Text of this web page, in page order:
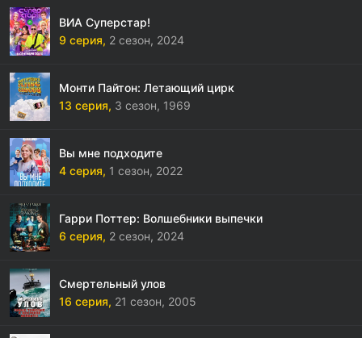
ВИА Суперстар!
9 серия, 2 сезон, 2024
Монти Пайтон: Летающий цирк
13 серия, 3 сезон, 1969
Вы мне подходите
4 серия, 1 сезон, 2022
Гарри Поттер: Волшебники выпечки
6 серия, 2 сезон, 2024
Смертельный улов
16 серия, 21 сезон, 2005